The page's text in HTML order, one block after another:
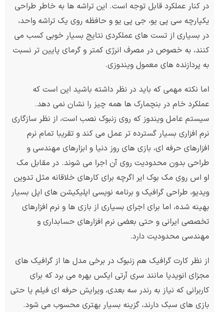
در کنار عملکرد قابل توجه است. این تراشه ها به خاطر طراحی
یکپارچه سی پی یو، جی پی یو و حافظه روی یک تراشه واحد،
در بسیاری از تست های عملکردی نتایج بسیار خوبی کسب می
کنند، به خصوص در مصرف انرژی کمتر و گرمای پایین تر نسبت
به پردازنده های معمول ویندوزی.
اما نکته مهمی که باید در نظر داشته باشید این است که
عملکرد خام در بنچمارک ها همه چیز را نشان نمی دهد.
سیستم عامل ویندوز که روی زنبوک نصب است، از نظر سازگاری
نرم افزاری بسیار گسترده تر عمل می کند و تقریبا تمام نرم
افزارهای حرفه ای، بازی های روز دنیا و ابزارهای مهندسی و
طراحی بدون محدودیت روی آن اجرا می شوند. در مقابل مک
او اس روی مک بوک ایر اگرچه برای کارهای خلاقانه مثل تدوین
ویدیو، طراحی گرافیک و برنامه نویسی اپلیکیشن های اپل بسیار
بهینه شده، اما برای اجرای بسیاری از بازی ها و نرم افزارهای
تخصصی ایرانی و حتی بعضی نرم افزارهای حسابداری و
مهندسی محدودیت دارد.
از نظر کارت گرافیک هم زنبوک در برخی مدل ها از گرافیک های
مجزای انویدیا مانند سری آرتی ایکس بهره می برد که برای
کاربرانی که نیاز به رندر سه بعدی، ویرایش حرفه ای فیلم یا حتی
بازی های سبک دارند، گزینه بسیار بهتری محسوب می شود.